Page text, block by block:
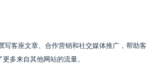
客座文章、合作营销和社交媒体推广，帮助客
多来自其他网站的流量。